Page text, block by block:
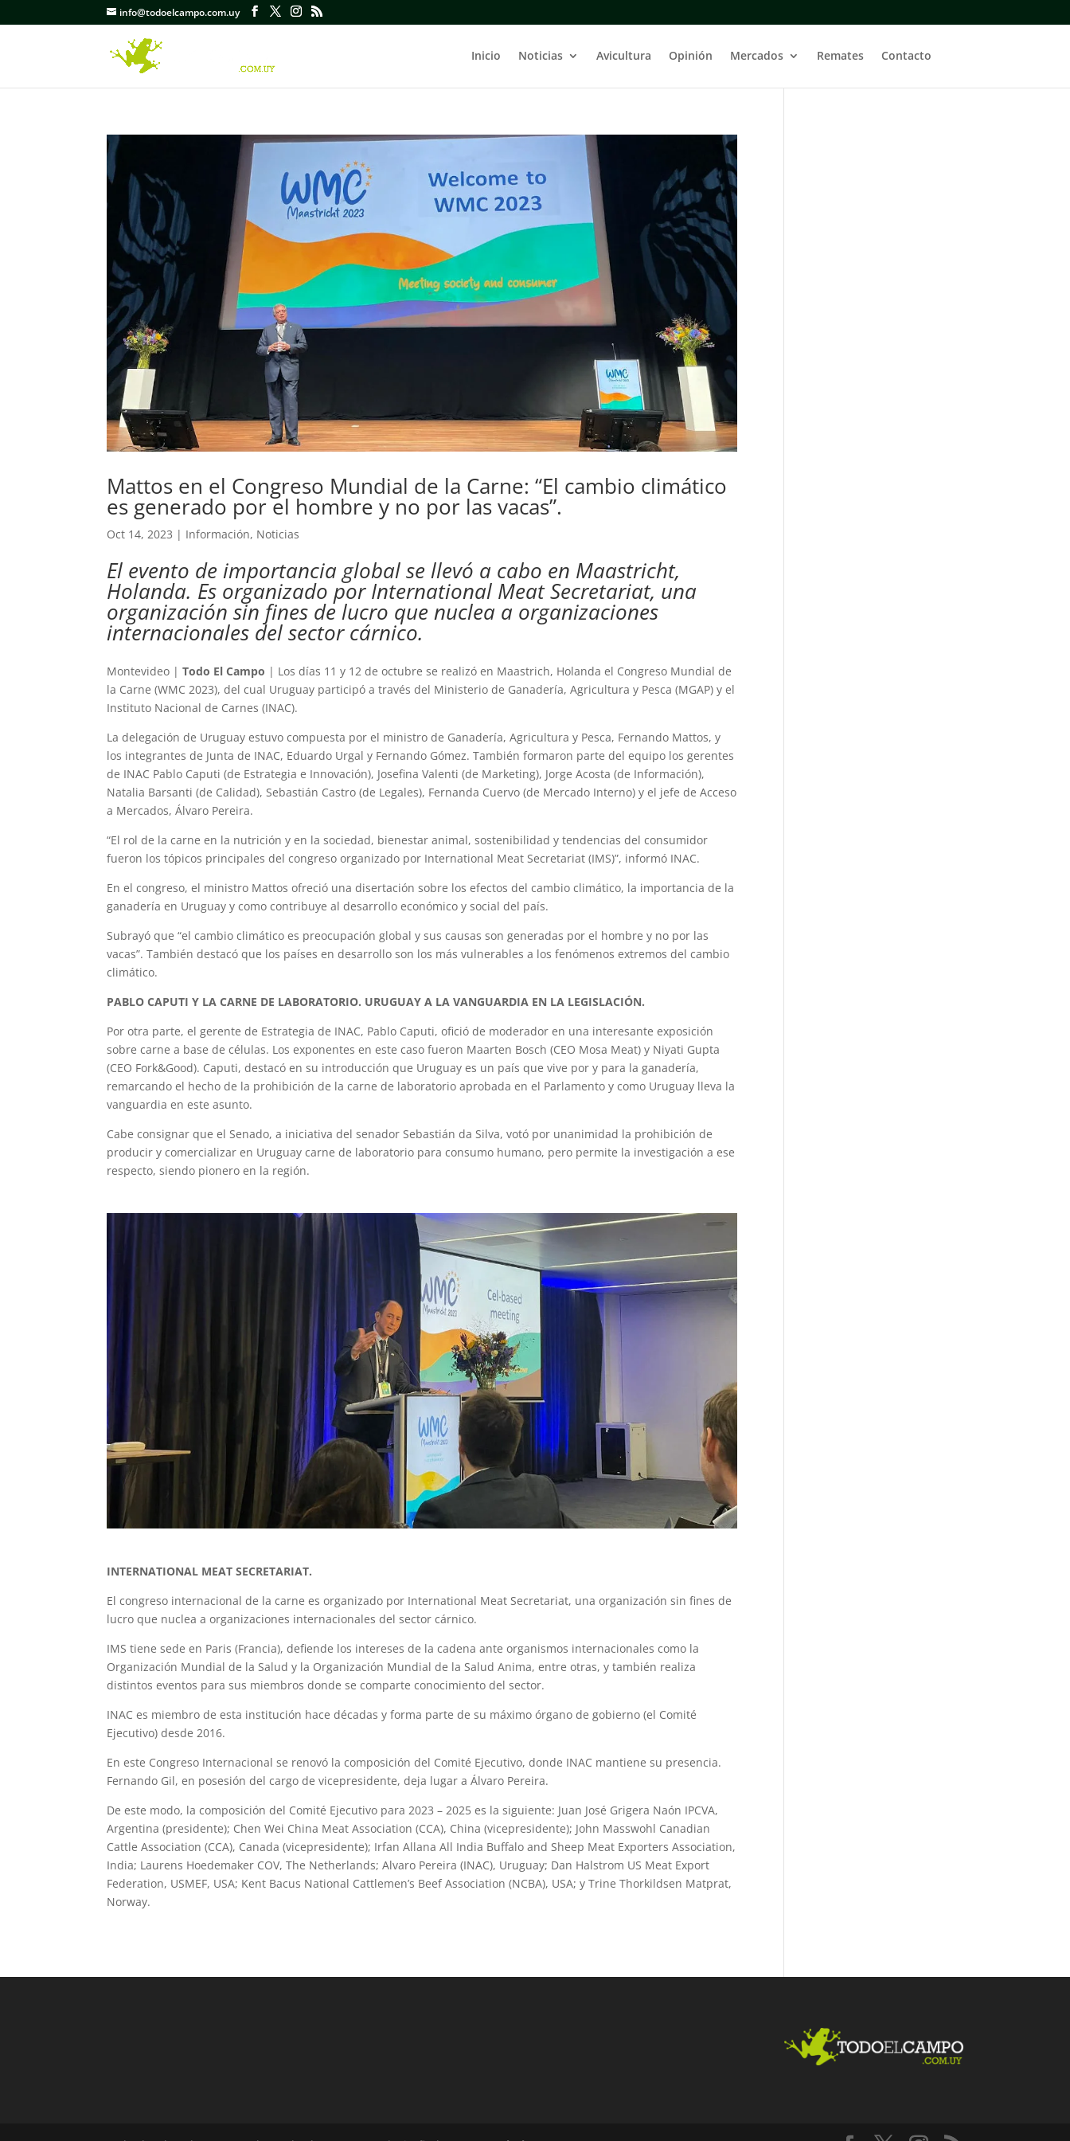
info@todoelcampo.com.uy
Inicio Noticias Avicultura Opinión Mercados Remates Contacto
Mattos en el Congreso Mundial de la Carne: “El cambio climático
es generado por el hombre y no por las vacas”.
Oct 14, 2023 | Información, Noticias
El evento de importancia global se llevó a cabo en Maastricht,
Holanda. Es organizado por International Meat Secretariat, una
organización sin fines de lucro que nuclea a organizaciones
internacionales del sector cárnico.
Montevideo |Todo El Campo | Los días 11 y 12 de octubre se realizó en Maastrich, Holanda el Congreso Mundial de
la Carne (WMC 2023), del cual Uruguay participó a través del Ministerio de Ganadería, Agricultura y Pesca (MGAP) y el
Instituto Nacional de Carnes (INAC).
La delegación de Uruguay estuvo compuesta por el ministro de Ganadería, Agricultura y Pesca, Fernando Mattos, y
los integrantes de Junta de INAC, Eduardo Urgal y Fernando Gómez. También formaron parte del equipo los gerentes
de INAC Pablo Caputi (de Estrategia e Innovación), Josefina Valenti (de Marketing), Jorge Acosta (de Información),
Natalia Barsanti (de Calidad), Sebastián Castro (de Legales), Fernanda Cuervo (de Mercado Interno) y el jefe de Acceso
a Mercados, Álvaro Pereira.
“El rol de la carne en la nutrición y en la sociedad, bienestar animal, sostenibilidad y tendencias del consumidor
fueron los tópicos principales del congreso organizado por International Meat Secretariat (IMS)”, informó INAC.
En el congreso, el ministro Mattos ofreció una disertación sobre los efectos del cambio climático, la importancia de la
ganadería en Uruguay y como contribuye al desarrollo económico y social del país.
Subrayó que “el cambio climático es preocupación global y sus causas son generadas por el hombre y no por las
vacas”. También destacó que los países en desarrollo son los más vulnerables a los fenómenos extremos del cambio
climático.
PABLO CAPUTI Y LA CARNE DE LABORATORIO. URUGUAY A LA VANGUARDIA EN LA LEGISLACIÓN.
Por otra parte, el gerente de Estrategia de INAC, Pablo Caputi, ofició de moderador en una interesante exposición
sobre carne a base de células. Los exponentes en este caso fueron Maarten Bosch (CEO Mosa Meat) y Niyati Gupta
(CEO Fork&Good). Caputi, destacó en su introducción que Uruguay es un país que vive por y para la ganadería,
remarcando el hecho de la prohibición de la carne de laboratorio aprobada en el Parlamento y como Uruguay lleva la
vanguardia en este asunto.
Cabe consignar que el Senado, a iniciativa del senador Sebastián da Silva, votó por unanimidad la prohibición de
producir y comercializar en Uruguay carne de laboratorio para consumo humano, pero permite la investigación a ese
respecto, siendo pionero en la región.
INTERNATIONAL MEAT SECRETARIAT.
El congreso internacional de la carne es organizado por International Meat Secretariat, una organización sin fines de
lucro que nuclea a organizaciones internacionales del sector cárnico.
IMS tiene sede en Paris (Francia), defiende los intereses de la cadena ante organismos internacionales como la
Organización Mundial de la Salud y la Organización Mundial de la Salud Anima, entre otras, y también realiza
distintos eventos para sus miembros donde se comparte conocimiento del sector.
INAC es miembro de esta institución hace décadas y forma parte de su máximo órgano de gobierno (el Comité
Ejecutivo) desde 2016.
En este Congreso Internacional se renovó la composición del Comité Ejecutivo, donde INAC mantiene su presencia.
Fernando Gil, en posesión del cargo de vicepresidente, deja lugar a Álvaro Pereira.
De este modo, la composición del Comité Ejecutivo para 2023 – 2025 es la siguiente: Juan José Grigera Naón IPCVA,
Argentina (presidente); Chen Wei China Meat Association (CCA), China (vicepresidente); John Masswohl Canadian
Cattle Association (CCA), Canada (vicepresidente); Irfan Allana All India Buffalo and Sheep Meat Exporters Association,
India; Laurens Hoedemaker COV, The Netherlands; Alvaro Pereira (INAC), Uruguay; Dan Halstrom US Meat Export
Federation, USMEF, USA; Kent Bacus National Cattlemen’s Beef Association (NCBA), USA; y Trine Thorkildsen Matprat,
Norway.